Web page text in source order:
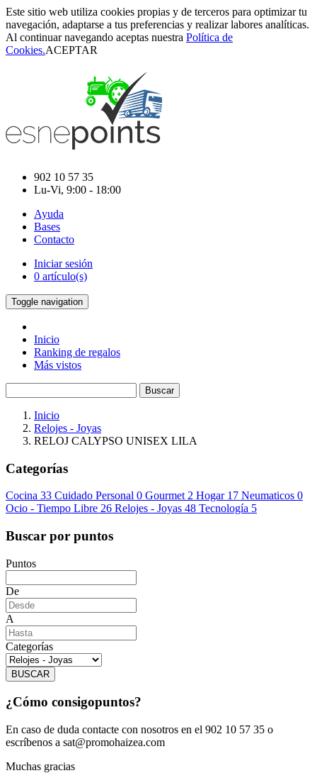
Este sitio web utiliza cookies propias y de terceros para optimizar tu
navegación, adaptarse a tus preferencias y realizar labores analíticas.
Al continuar navegando aceptas nuestra Política de
Cookies.ACEPTAR
902 10 57 35
Lu-Vi, 9:00 - 18:00
Ayuda
Bases
Contacto
Iniciar sesión
0 artículo(s)
Toggle navigation
Inicio
Ranking de regalos
Más vistos
Buscar
Inicio
Relojes - Joyas
RELOJ CALYPSO UNISEX LILA
Categorías
Cocina 33 Cuidado Personal 0 Gourmet 2 Hogar 17 Neumaticos 0
Ocio - Tiempo Libre 26 Relojes - Joyas 48 Tecnología 5
Buscar por puntos
Puntos
De
A
Categorías
BUSCAR
¿Cómo consigopuntos?
En caso de duda contacte con nosotros en el 902 10 57 35 o
escríbenos a sat@promohaizea.com
Muchas gracias